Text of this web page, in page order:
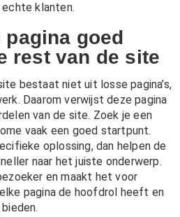
klanten.
pagina goed
rest van de site
bestaat niet uit losse pagina’s,
Daarom verwijst deze pagina
van de site. Zoek je een
vaak een goed startpunt.
oplossing, dan helpen de
naar het juiste onderwerp.
en maakt het voor
pagina de hoofdrol heeft en